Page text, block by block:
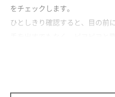
をチェックします。
ひとしきり確認すると、目の前